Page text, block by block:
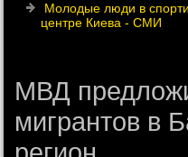
Молодые люди в
центре Киева - СМИ
МВД
мигрантов в